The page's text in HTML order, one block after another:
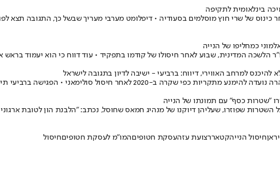
בינלאומית לתקיפה
של שרי חוץ מוסלמים בסעודיה • דיפלומט מערבי מעריך שבשל כך, התגובה תצא
כמחליפו של הנייה
הלשכה המדינית, שבוע לאחר חיסולו של קודמו בתפקיד • עוד דווח כי הוא יעמוד בראש
להיכנס למרחב האווירי, דיווח: ברביעי - ישיבה לדיון בתגובה לישראל
חיסול סולימאני • הפגישה ברביעי תיערך במסגרת הארגון לשיתוף פעולה אסלאמי
"שטרות כסף" עם תמונתו של הנייה
השטרות שפוזרו, שעליהן דיוקנו של מנהיג חמאס שחוסל, נכתב: "הלבנת הון לטובת
חיסול הנייהקטאררצועת עזהעסקת חטופיםהמו"מ לעסקת חטופיםחיסול